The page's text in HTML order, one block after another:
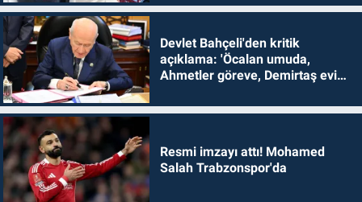
Devlet Bahçeli'den kritik
açıklama: 'Öcalan umuda,
Ahmetler göreve, Demirtaş evine
Resmi imzayı attı! Mohamed
Salah Trabzonspor'da